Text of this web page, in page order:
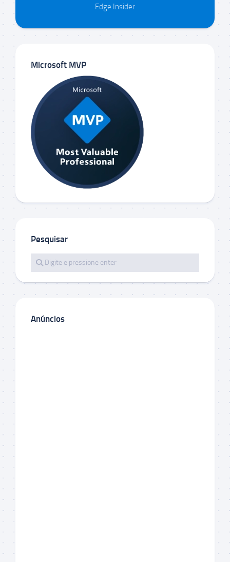
Edge Insider
Microsoft MVP
Pesquisar
Anúncios